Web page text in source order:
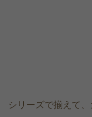
シリーズで揃えて